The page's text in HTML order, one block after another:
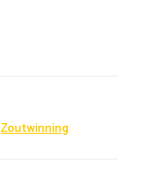
Zoutwinning